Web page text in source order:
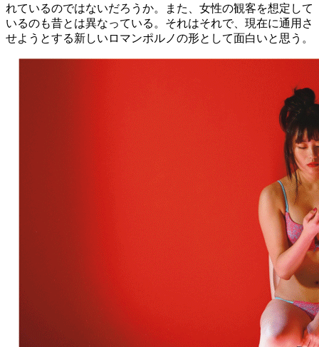
れているのではないだろうか。また、女性の観客を想定して
いるのも昔とは異なっている。それはそれで、現在に通用さ
せようとする新しいロマンポルノの形として面白いと思う。